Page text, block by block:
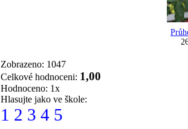
Zobrazeno: 1047
Celkové hodnoceni: 1,00
Hodnoceno: 1x
Hlasujte jako ve škole:
1 2 3 4 5